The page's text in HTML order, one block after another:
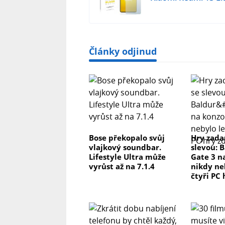
Nokia 7.2
Obsah balení:
fólie z tvrzeného skla Hybrid Glass
mikrovlákna, čisticí hadřík,
instalaci. (1x přední).
Články odjinud
Bose překopalo svůj
vlajkový soundbar.
Lifestyle Ultra může
vyrůst až na 7.1.4
Hry
slevou:
Gate 3
nikdy
čtyři PC